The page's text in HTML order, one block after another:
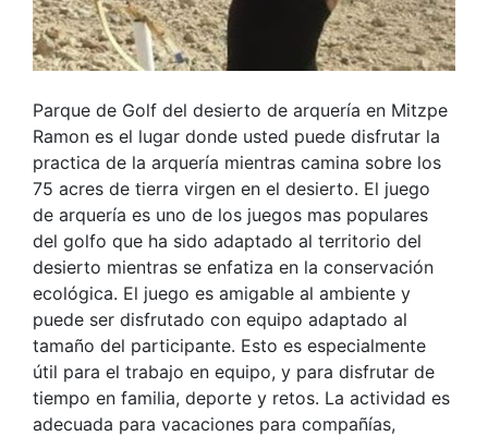
Parque de Golf del desierto de arquería en Mitzpe
Ramon es el lugar donde usted puede disfrutar la
practica de la arquería mientras camina sobre los
75 acres de tierra virgen en el desierto. El juego
de arquería es uno de los juegos mas populares
del golfo que ha sido adaptado al territorio del
desierto mientras se enfatiza en la conservación
ecológica. El juego es amigable al ambiente y
puede ser disfrutado con equipo adaptado al
tamaño del participante. Esto es especialmente
útil para el trabajo en equipo, y para disfrutar de
tiempo en familia, deporte y retos. La actividad es
adecuada para vacaciones para compañías,